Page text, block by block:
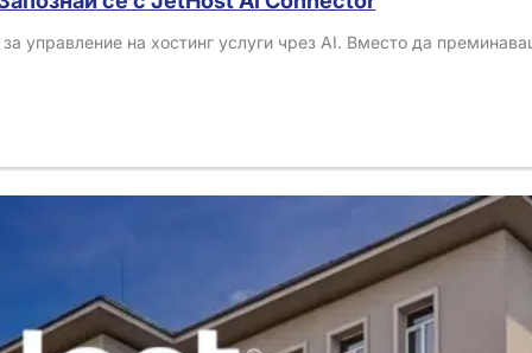
управление на хостинг услуги чрез AI. Вместо да